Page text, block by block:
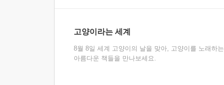
고양이라는 세계
8월 8일 세계 고양이의 날을 맞아, 고양이를 노래하는
아름다운 책들을 만나보세요.